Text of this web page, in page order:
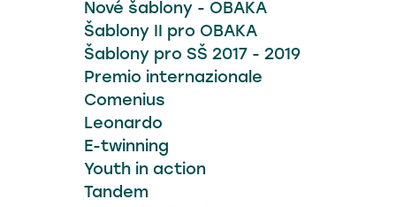
Nové šablony - OBAKA
Šablony II pro OBAKA
Šablony pro SŠ 2017 - 2019
Premio internazionale
Comenius
Leonardo
E-twinning
Youth in action
Tandem